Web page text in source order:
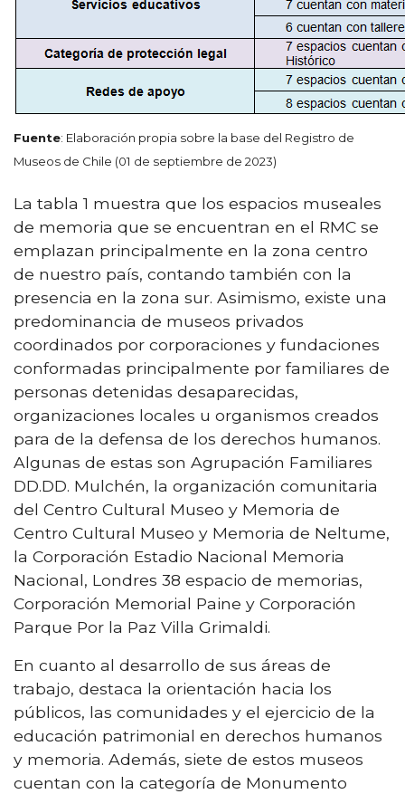
Fuente: Elaboración propia sobre la base del Registro de
Museos de Chile (01 de septiembre de 2023)
La tabla 1 muestra que los espacios museales
de memoria que se encuentran en el RMC se
emplazan principalmente en la zona centro
de nuestro país, contando también con la
presencia en la zona sur. Asimismo, existe una
predominancia de museos privados
coordinados por corporaciones y fundaciones
conformadas principalmente por familiares de
personas detenidas desaparecidas,
organizaciones locales u organismos creados
para de la defensa de los derechos humanos.
Algunas de estas son Agrupación Familiares
DD.DD. Mulchén, la organización comunitaria
del Centro Cultural Museo y Memoria de
Centro Cultural Museo y Memoria de Neltume,
la Corporación Estadio Nacional Memoria
Nacional, Londres 38 espacio de memorias,
Corporación Memorial Paine y Corporación
Parque Por la Paz Villa Grimaldi.
En cuanto al desarrollo de sus áreas de
trabajo, destaca la orientación hacia los
públicos, las comunidades y el ejercicio de la
educación patrimonial en derechos humanos
y memoria. Además, siete de estos museos
cuentan con la categoría de Monumento